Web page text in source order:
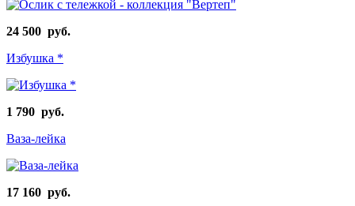
24 500 руб.
Избушка *
1 790 руб.
Ваза-лейка
17 160 руб.